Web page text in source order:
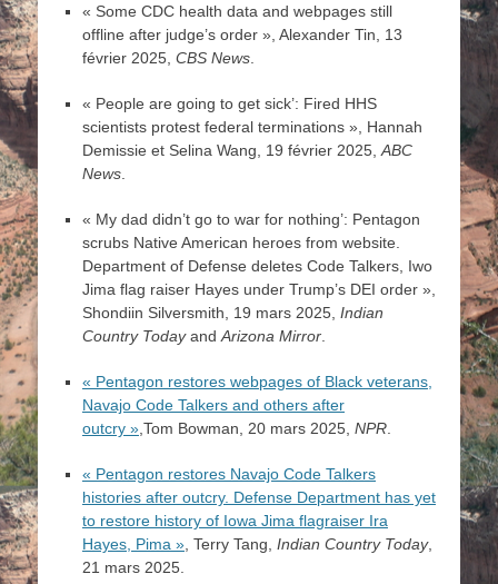
« Some CDC health data and webpages still
offline after judge’s order », Alexander Tin, 13
février 2025, CBS News
« People are going to get sick’: Fired HHS
scientists protest federal terminations », Hannah
Demissie et Selina Wang, 19 février 2025, ABC
News
« My dad didn’t go to war for nothing’: Pentagon
scrubs Native American heroes from website.
Department of Defense deletes Code Talkers, Iwo
Jima flag raiser Hayes under Trump’s DEI order »,
Shondiin Silversmith, 19 mars 2025, Indian
Country Todayand Arizona Mirror
« Pentagon restores webpages of Black veterans,
Navajo Code Talkers and others after
outcry » ,Tom Bowman, 20 mars 2025, NPR
« Pentagon restores Navajo Code Talkers
histories after outcry. Defense Department has yet
to restore history of Iowa Jima flagraiser Ira
Hayes, Pima » , Terry Tang, Indian Country Today,
21 mars 2025.